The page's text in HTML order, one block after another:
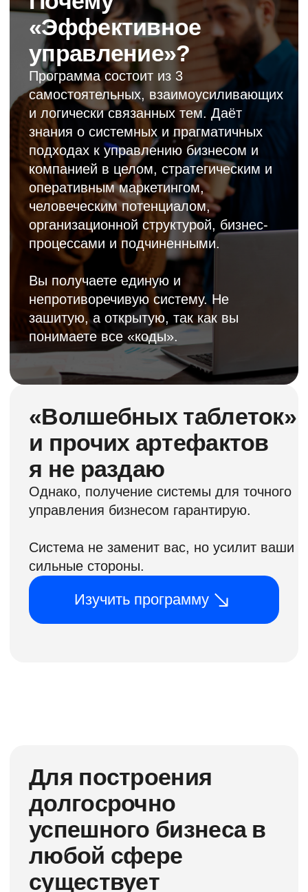
собственник (желательно), директор
(обязательно) и команда топ-
менеджеров (считаю весьма
полезным). Изучение этих принципов
не спасает от ошибок и не гарантирует
успеха при этом, а увеличивает его
вероятность. Игнорирование же
увеличивает вероятность проблем,
особенно по мере быстрого роста
вашего бизнеса, развития рынка,
резких колебаний экономики и
связанных с этим усложнением
управления
В программе
обучения:
«Стратегический менеджмент:
как обеспечить долгосрочное
и устойчивое развитие бизнеса»
необходимо, команда топ-
менеджеров – крайне желательно
Продолжительность: 16 академических
часов
Вы получаете:
1. Подходы к созданию «Рабочих»
2. Методику разработки стратегии
3. Технологию диагностики проблем
по «слабым сигналам»;
4. Инструменты лоялизации
управленческой команды для
реализации стратегии.
Продолжительность: 16 академических
часов
Вы получаете:
1. Знание ключевых принципов
маркетинга: правильное совмещение